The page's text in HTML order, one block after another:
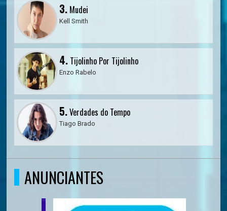
3. Mudei
Kell Smith
4. Tijolinho Por Tijolinho
Enzo Rabelo
5.Verdades do Tempo
Tiago Brado
ANUNCIANTES